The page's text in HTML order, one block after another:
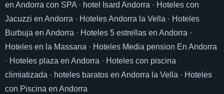
en Andorra con SPA · hotel Isard Andorra · Hoteles con
Jacuzzi en Andorra · Hoteles Andorra la Vella · Hoteles
Burbuja en Andorra · Hoteles 5 estrellas en Andorra ·
Hoteles en la Massana · Hoteles Media pension En Andorra
· Hoteles plaza en Andorra · Hoteles con piscina
climiatizada · hoteles baratos en Andorra la Vella · Hoteles
con Piscina en Andorra